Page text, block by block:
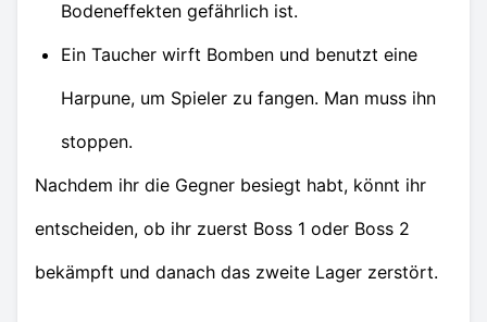
Bodeneffekten gefährlich ist.
Ein Taucher wirft Bomben und benutzt eine
Harpune, um Spieler zu fangen. Man muss ihn
stoppen.
Nachdem ihr die Gegner besiegt habt, könnt ihr
entscheiden, ob ihr zuerst Boss 1 oder Boss 2
bekämpft und danach das zweite Lager zerstört.